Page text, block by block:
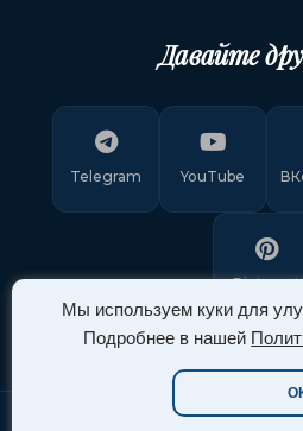
Мы используем куки для
Подробнее в нашей
Давайте
Telegram YouTube
Pinterest